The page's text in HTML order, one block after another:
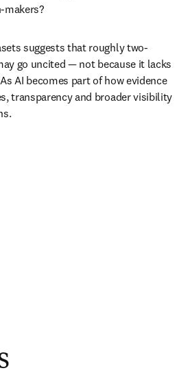
makers?
suggests that roughly two-
go uncited — not because it lacks
AI becomes part of how evidence
transparency and broader visibility
fenêtre